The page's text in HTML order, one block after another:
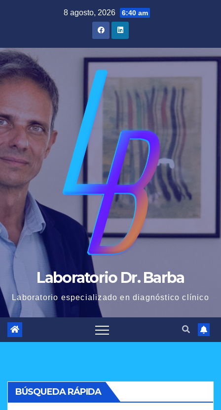
8 agosto, 2026 6:40 am
Laboratorio Dr. Barba
Laboratorio especializado en diagnóstico clínico
BÚSQUEDA RÁPIDA